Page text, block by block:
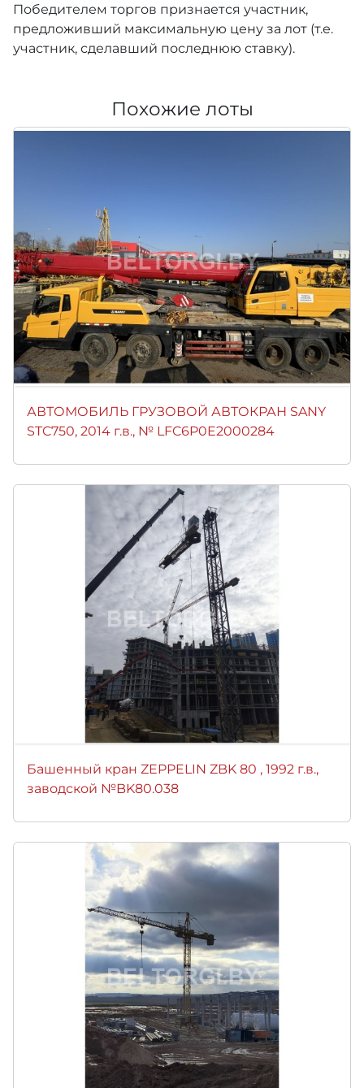
Победителем торгов признается участник,
предложивший максимальную цену за лот (т.е.
участник, сделавший последнюю ставку).
Похожие лоты
АВТОМОБИЛЬ ГРУЗОВОЙ АВТОКРАН SANY
STC750, 2014 г.в., № LFC6P0E2000284
Башенный кран ZEPPELIN ZBK 80 , 1992 г.в.,
заводской №BK80.038